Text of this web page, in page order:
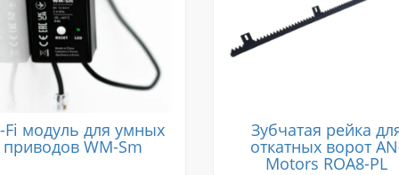
Fi модуль для умных
приводов WM-Sm
Зубчатая рейка
откатных ворот
Motors ROA8-PL